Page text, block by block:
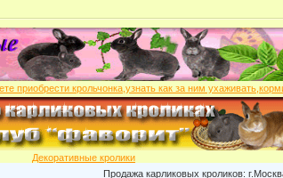
Декоративные кролики
Продажа карликовых кроликов: г.Москва ,